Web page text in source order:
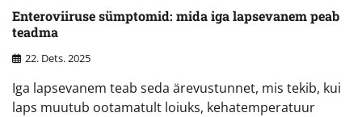
Enteroviiruse sümptomid: mida iga lapsevanem peab
teadma
22. Dets. 2025
Iga lapsevanem teab seda ärevustunnet, mis tekib, kui
laps muutub ootamatult loiuks, kehatemperatuur